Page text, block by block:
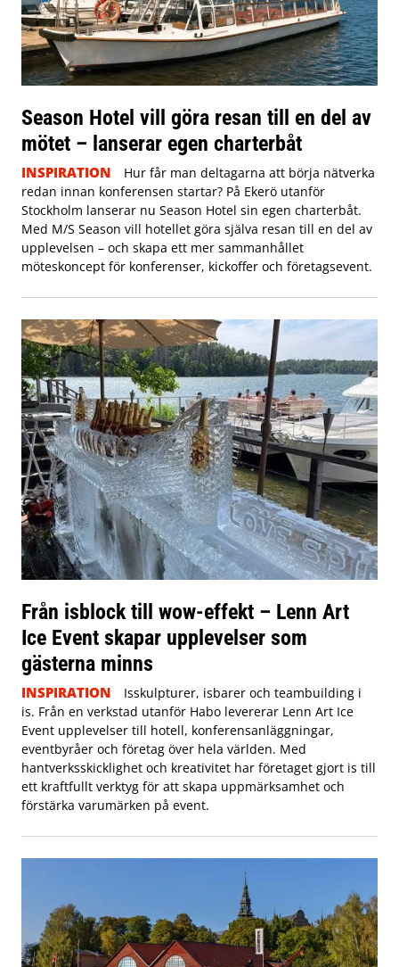
Season Hotel vill göra resan till en del av
mötet – lanserar egen charterbåt
INSPIRATION
Hur får man deltagarna att börja nätverka
redan innan konferensen startar? På Ekerö utanför
Stockholm lanserar nu Season Hotel sin egen charterbåt.
Med M/S Season vill hotellet göra själva resan till en del av
upplevelsen – och skapa ett mer sammanhållet
möteskoncept för konferenser, kickoffer och företagsevent.
Från isblock till wow-effekt – Lenn Art
Ice Event skapar upplevelser som
gästerna minns
INSPIRATION
Isskulpturer, isbarer och teambuilding i
is. Från en verkstad utanför Habo levererar Lenn Art Ice
Event upplevelser till hotell, konferensanläggningar,
eventbyråer och företag över hela världen. Med
hantverksskicklighet och kreativitet har företaget gjort is till
ett kraftfullt verktyg för att skapa uppmärksamhet och
förstärka varumärken på event.